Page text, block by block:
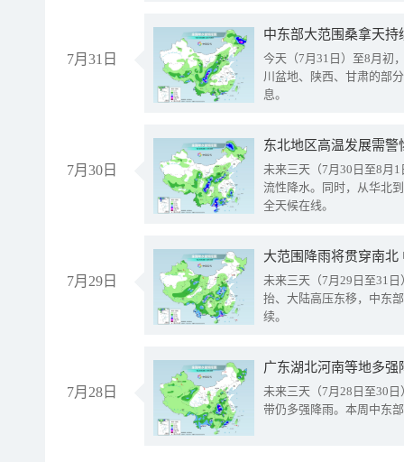
7月31日
中东部大范围桑拿天
今天（7月31日）至8月初
川盆地、陕西、甘肃的部
息。
7月30日
东北地区高温发展需
未来三天（7月30日至8月
流性降水。同时，从华北
全天候在线。
7月29日
大范围降雨将贯穿南
未来三天（7月29日至31
抬、大陆高压东移，中东
续。
7月28日
广东湖北河南等地多
未来三天（7月28日至30
带仍多强降雨。本周中东